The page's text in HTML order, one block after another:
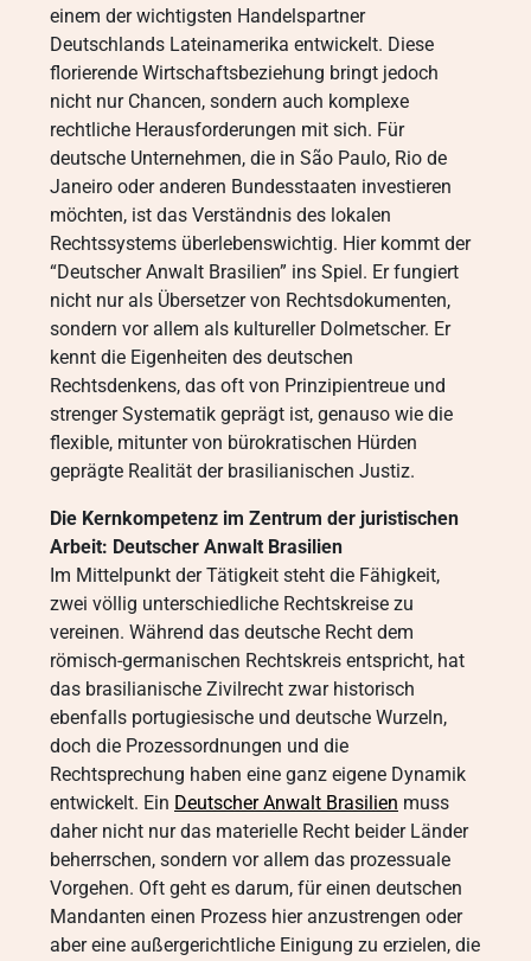
einem der wichtigsten Handelspartner
Deutschlands Lateinamerika entwickelt. Diese
florierende Wirtschaftsbeziehung bringt jedoch
nicht nur Chancen, sondern auch komplexe
rechtliche Herausforderungen mit sich. Für
deutsche Unternehmen, die in São Paulo, Rio de
Janeiro oder anderen Bundesstaaten investieren
möchten, ist das Verständnis des lokalen
Rechtssystems überlebenswichtig. Hier kommt der
“Deutscher Anwalt Brasilien” ins Spiel. Er fungiert
nicht nur als Übersetzer von Rechtsdokumenten,
sondern vor allem als kultureller Dolmetscher. Er
kennt die Eigenheiten des deutschen
Rechtsdenkens, das oft von Prinzipientreue und
strenger Systematik geprägt ist, genauso wie die
flexible, mitunter von bürokratischen Hürden
geprägte Realität der brasilianischen Justiz.
Die Kernkompetenz im Zentrum der juristischen
Arbeit: Deutscher Anwalt Brasilien
Im Mittelpunkt der Tätigkeit steht die Fähigkeit,
zwei völlig unterschiedliche Rechtskreise zu
vereinen. Während das deutsche Recht dem
römisch-germanischen Rechtskreis entspricht, hat
das brasilianische Zivilrecht zwar historisch
ebenfalls portugiesische und deutsche Wurzeln,
doch die Prozessordnungen und die
Rechtsprechung haben eine ganz eigene Dynamik
entwickelt. Ein Deutscher Anwalt Brasilien muss
daher nicht nur das materielle Recht beider Länder
beherrschen, sondern vor allem das prozessuale
Vorgehen. Oft geht es darum, für einen deutschen
Mandanten einen Prozess hier anzustrengen oder
aber eine außergerichtliche Einigung zu erzielen, die